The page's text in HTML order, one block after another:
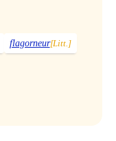
flagorneur[Litt.]